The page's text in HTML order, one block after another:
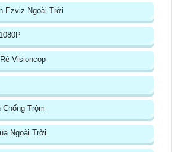
Ezviz Ngoài Trời
Visioncop
Chống Trộm
Ngoài Trời